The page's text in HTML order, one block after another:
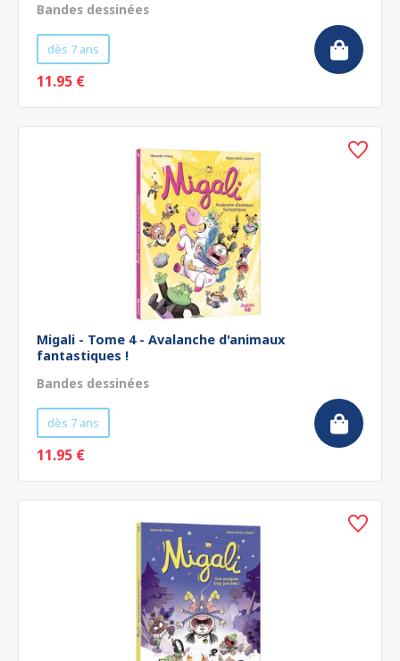
Bandes dessinées
dès 7 ans
11.95 €
Migali - Tome 4 - Avalanche d'animaux
fantastiques !
Bandes dessinées
dès 7 ans
11.95 €